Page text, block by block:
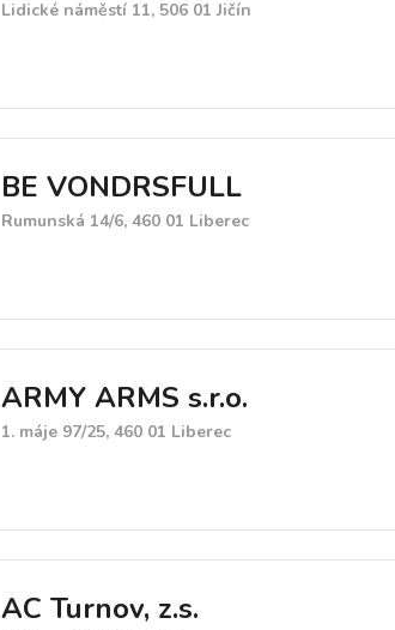
Lidické náměstí 11, 506 01 Jičín
BE VONDRSFULL
Rumunská 14/6, 460 01 Liberec
ARMY ARMS s.r.o.
1. máje 97/25, 460 01 Liberec
AC Turnov, z.s.